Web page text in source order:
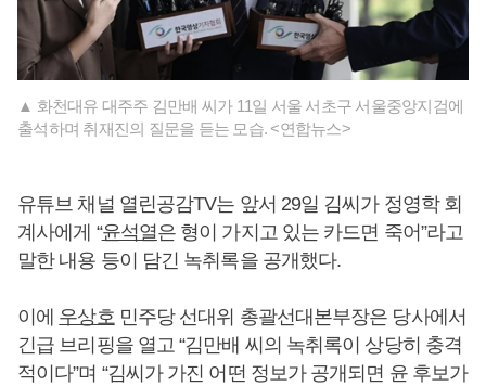
▲ 화천대유 대주주 김만배 씨가 11일 서울 서초구 서울중앙지검에
출석하며 취재진의 질문을 듣는 모습. <연합뉴스>
유튜브 채널 열린공감TV는 앞서 29일 김씨가 정영학 회
계사에게 “윤석열은 형이 가지고 있는 카드면 죽어”라고
말한 내용 등이 담긴 녹취록을 공개했다.
이에 우상호민주당 선대위 총괄선대본부장은 당사에서
긴급 브리핑을 열고 “김만배 씨의 녹취록이 상당히 충격
적이다”며 “김씨가 가진 어떤 정보가 공개되면 윤 후보가